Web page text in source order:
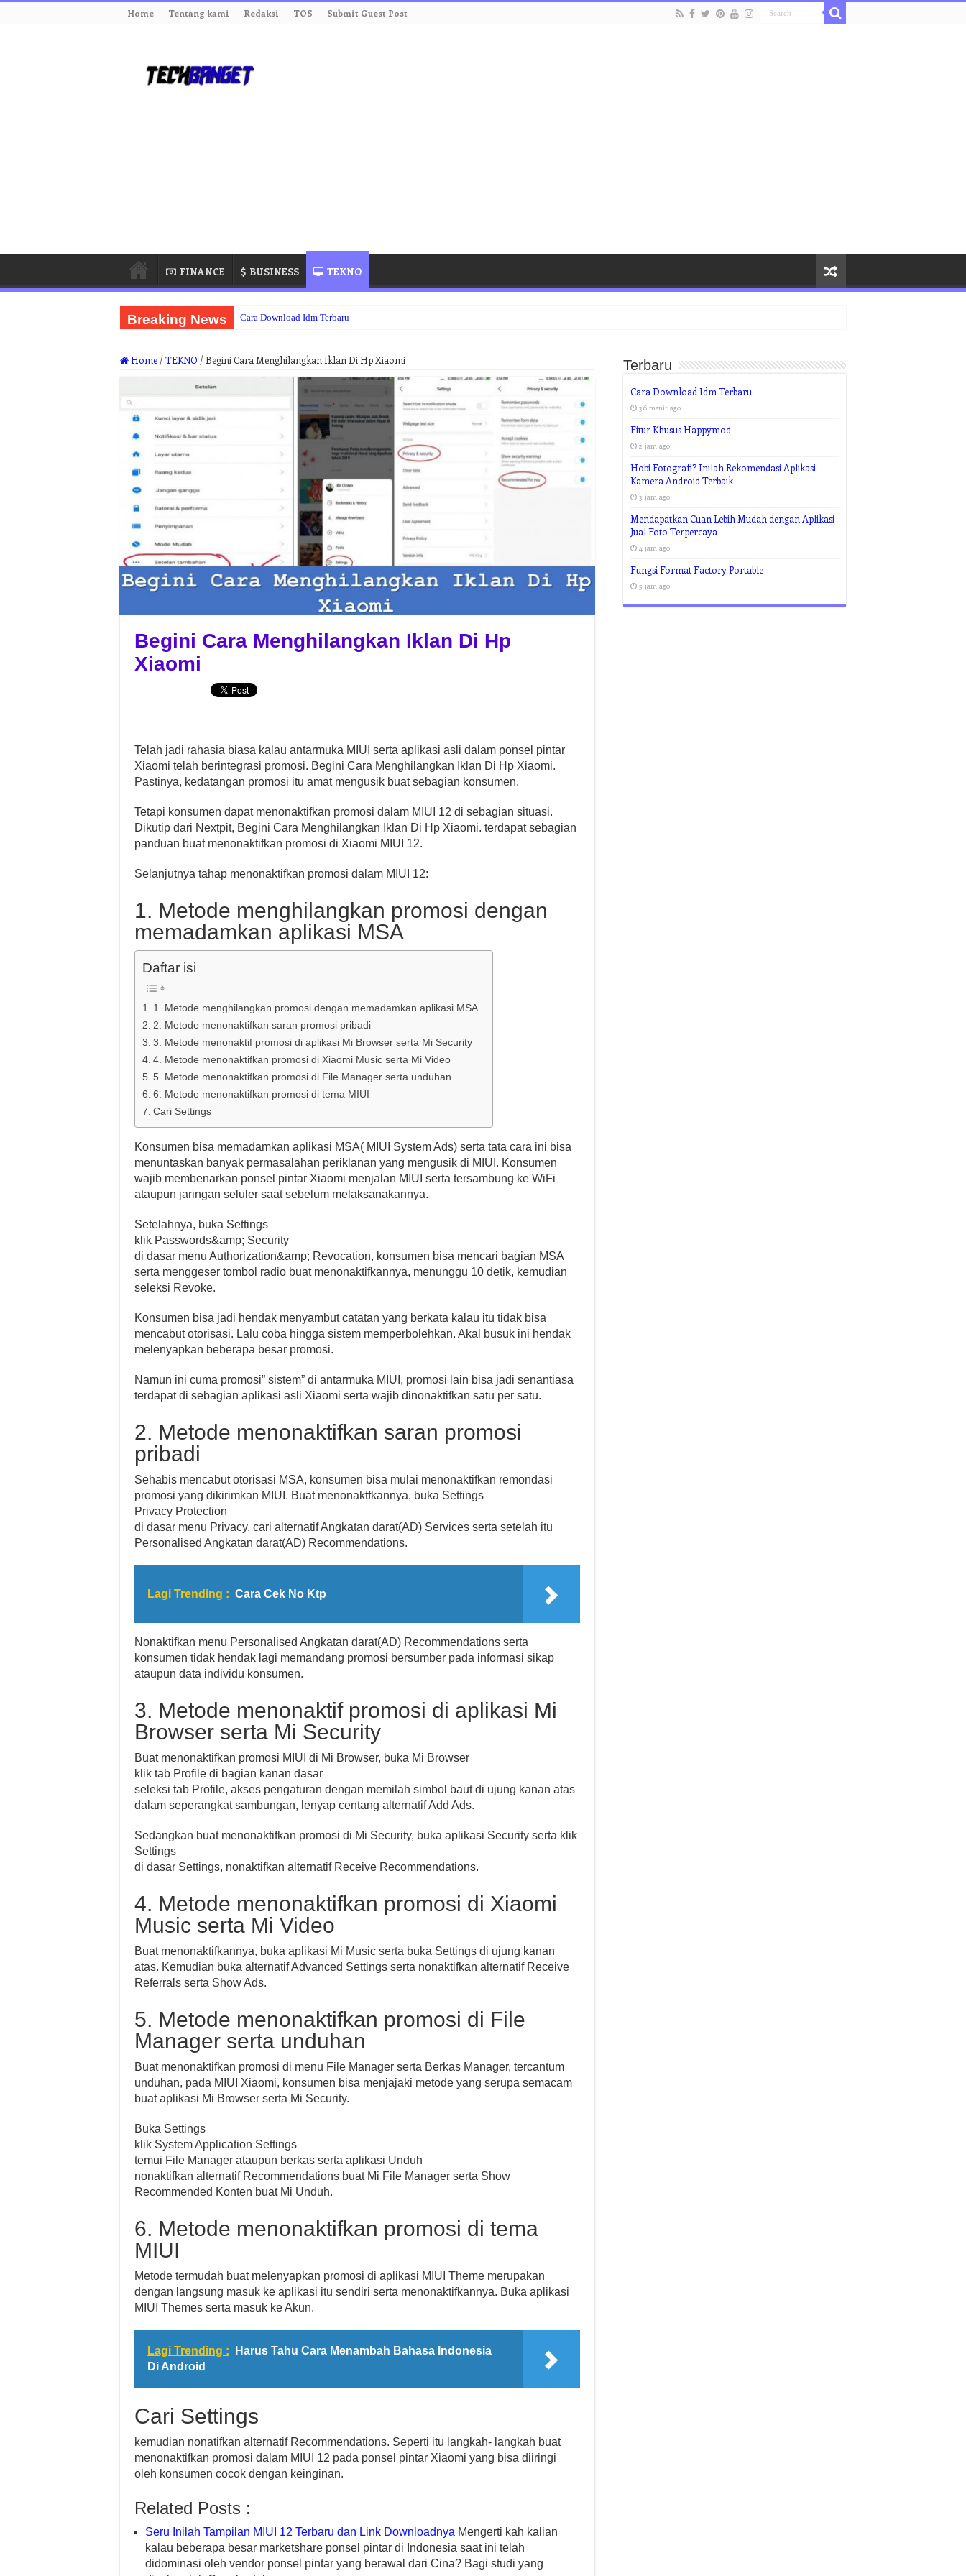
Home Tentang kami Redaksi TOS Submit Guest Post
FINANCE BUSINESS TEKNO
Breaking News Cara Download Idm Terbaru
Home /TEKNO /Begini Cara Menghilangkan Iklan Di Hp Xiaomi
Begini Cara Menghilangkan Iklan Di Hp
Xiaomi
Telah jadi rahasia biasa kalau antarmuka MIUI serta aplikasi asli dalam ponsel pintar
Xiaomi telah berintegrasi promosi. Begini Cara Menghilangkan Iklan Di Hp Xiaomi.
Pastinya, kedatangan promosi itu amat mengusik buat sebagian konsumen.
Tetapi konsumen dapat menonaktifkan promosi dalam MIUI 12 di sebagian situasi.
Dikutip dari Nextpit, Begini Cara Menghilangkan Iklan Di Hp Xiaomi. terdapat sebagian
panduan buat menonaktifkan promosi di Xiaomi MIUI 12.
Selanjutnya tahap menonaktifkan promosi dalam MIUI 12:
1. Metode menghilangkan promosi dengan
memadamkan aplikasi MSA
Daftar isi
1. Metode menghilangkan promosi dengan memadamkan aplikasi MSA
2. Metode menonaktifkan saran promosi pribadi
3. Metode menonaktif promosi di aplikasi Mi Browser serta Mi Security
4. Metode menonaktifkan promosi di Xiaomi Music serta Mi Video
5. Metode menonaktifkan promosi di File Manager serta unduhan
6. Metode menonaktifkan promosi di tema MIUI
Cari Settings
Konsumen bisa memadamkan aplikasi MSA( MIUI System Ads) serta tata cara ini bisa
menuntaskan banyak permasalahan periklanan yang mengusik di MIUI. Konsumen
wajib membenarkan ponsel pintar Xiaomi menjalan MIUI serta tersambung ke WiFi
ataupun jaringan seluler saat sebelum melaksanakannya.
Setelahnya, buka Settings
klik Passwords&amp; Security
di dasar menu Authorization&amp; Revocation, konsumen bisa mencari bagian MSA
serta menggeser tombol radio buat menonaktifkannya, menunggu 10 detik, kemudian
seleksi Revoke.
Konsumen bisa jadi hendak menyambut catatan yang berkata kalau itu tidak bisa
mencabut otorisasi. Lalu coba hingga sistem memperbolehkan. Akal busuk ini hendak
melenyapkan beberapa besar promosi.
Namun ini cuma promosi” sistem” di antarmuka MIUI, promosi lain bisa jadi senantiasa
terdapat di sebagian aplikasi asli Xiaomi serta wajib dinonaktifkan satu per satu.
2. Metode menonaktifkan saran promosi
pribadi
Sehabis mencabut otorisasi MSA, konsumen bisa mulai menonaktifkan remondasi
promosi yang dikirimkan MIUI. Buat menonaktfkannya, buka Settings
Privacy Protection
di dasar menu Privacy, cari alternatif Angkatan darat(AD) Services serta setelah itu
Personalised Angkatan darat(AD) Recommendations.
Lagi Trending : Cara Cek No Ktp
Nonaktifkan menu Personalised Angkatan darat(AD) Recommendations serta
konsumen tidak hendak lagi memandang promosi bersumber pada informasi sikap
ataupun data individu konsumen.
3. Metode menonaktif promosi di aplikasi Mi
Browser serta Mi Security
Buat menonaktifkan promosi MIUI di Mi Browser, buka Mi Browser
klik tab Profile di bagian kanan dasar
seleksi tab Profile, akses pengaturan dengan memilah simbol baut di ujung kanan atas
dalam seperangkat sambungan, lenyap centang alternatif Add Ads.
Sedangkan buat menonaktifkan promosi di Mi Security, buka aplikasi Security serta klik
Settings
di dasar Settings, nonaktifkan alternatif Receive Recommendations.
4. Metode menonaktifkan promosi di Xiaomi
Music serta Mi Video
Buat menonaktifkannya, buka aplikasi Mi Music serta buka Settings di ujung kanan
atas. Kemudian buka alternatif Advanced Settings serta nonaktifkan alternatif Receive
Referrals serta Show Ads.
5. Metode menonaktifkan promosi di File
Manager serta unduhan
Buat menonaktifkan promosi di menu File Manager serta Berkas Manager, tercantum
unduhan, pada MIUI Xiaomi, konsumen bisa menjajaki metode yang serupa semacam
buat aplikasi Mi Browser serta Mi Security.
Buka Settings
klik System Application Settings
temui File Manager ataupun berkas serta aplikasi Unduh
nonaktifkan alternatif Recommendations buat Mi File Manager serta Show
Recommended Konten buat Mi Unduh.
6. Metode menonaktifkan promosi di tema
MIUI
Metode termudah buat melenyapkan promosi di aplikasi MIUI Theme merupakan
dengan langsung masuk ke aplikasi itu sendiri serta menonaktifkannya. Buka aplikasi
MIUI Themes serta masuk ke Akun.
Lagi Trending :
Harus Tahu Cara Menambah Bahasa Indonesia
Di Android
Cari Settings
kemudian nonatifkan alternatif Recommendations. Seperti itu langkah- langkah buat
menonaktifkan promosi dalam MIUI 12 pada ponsel pintar Xiaomi yang bisa diiringi
oleh konsumen cocok dengan keinginan.
Related Posts :
Seru Inilah Tampilan MIUI 12 Terbaru dan Link Downloadnya Mengerti kah kalian
kalau beberapa besar marketshare ponsel pintar di Indonesia saat ini telah
didominasi oleh vendor ponsel pintar yang berawal dari Cina? Bagi studi yang
Terbaru
Cara Download Idm Terbaru
36 menit ago
Fitur Khusus Happymod
2 jam ago
Hobi Fotografi? Inilah Rekomendasi Aplikasi
Kamera Android Terbaik
3 jam ago
Mendapatkan Cuan Lebih Mudah dengan Aplikasi
Jual Foto Terpercaya
4 jam ago
Fungsi Format Factory Portable
5 jam ago